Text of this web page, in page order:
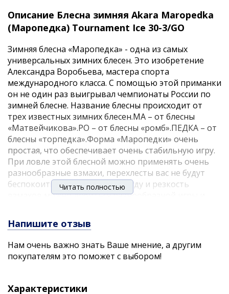
Описание Блесна зимняя Akara Maropedka
(Маропедка) Tournament Ice 30-3/GO
Зимняя блесна «Маропедка» - одна из самых
универсальных зимних блесен. Это изобретение
Александра Воробьева, мастера спорта
международного класса. С помощью этой приманки
он не один раз выигрывал чемпионаты России по
зимней блесне. Название блесны происходит от
трех известных зимних блесен.МА – от блесны
«Матвейчикова».РО – от блесны «ромб».ПЕДКА – от
блесны «торпедка».Форма «Маропедки» очень
простая, что обеспечивает очень стабильную игру.
При ловле этой блесной можно применять очень
разнообразные взмахи, перехлесты вас не будут
беспокоить. Варьируя амплитуду и резкость
взмахов можно добиться разнообразной игры и
ловите на «Маропедку», то вашими трофеями
может быть практически любая хищная рыба.
Однако чаще всего блесна применятся для ловли
судака, щуки и, конечно, вездесущего окуня. На эту
блесну можно ловить в разнообразных условиях: от
водохранилищах. «Маропедка» может быть
Читать полностью
Напишите отзыв
Нам очень важно знать Ваше мнение, а другим
покупателям это поможет с выбором!
Характеристики